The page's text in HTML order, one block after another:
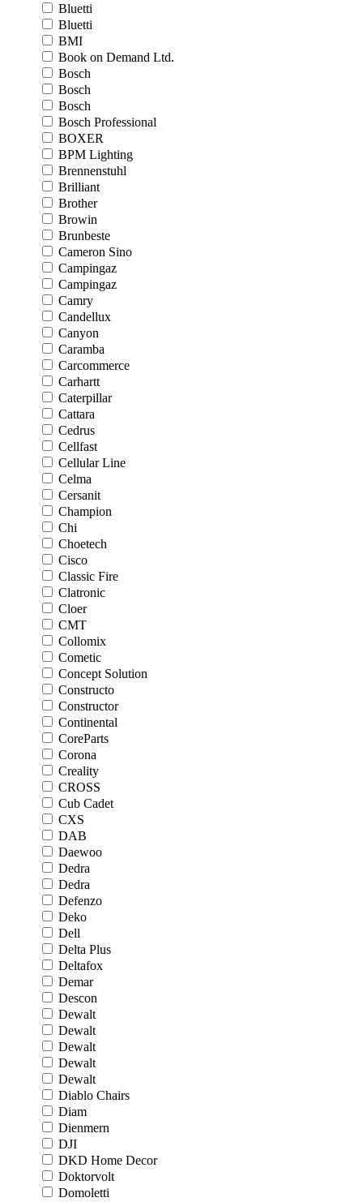
Bluetti
Bluetti
BMI
Book on Demand Ltd.
Bosch
Bosch
Bosch
Bosch Professional
BOXER
BPM Lighting
Brennenstuhl
Brilliant
Brother
Browin
Brunbeste
Cameron Sino
Campingaz
Campingaz
Camry
Candellux
Canyon
Caramba
Carcommerce
Carhartt
Caterpillar
Cattara
Cedrus
Cellfast
Cellular Line
Celma
Cersanit
Champion
Chi
Choetech
Cisco
Classic Fire
Clatronic
Cloer
CMT
Collomix
Cometic
Concept Solution
Constructo
Constructor
Continental
CoreParts
Corona
Creality
CROSS
Cub Cadet
CXS
DAB
Daewoo
Dedra
Dedra
Defenzo
Deko
Dell
Delta Plus
Deltafox
Demar
Descon
Dewalt
Dewalt
Dewalt
Dewalt
Dewalt
Diablo Chairs
Diam
Dienmern
DJI
DKD Home Decor
Doktorvolt
Domoletti